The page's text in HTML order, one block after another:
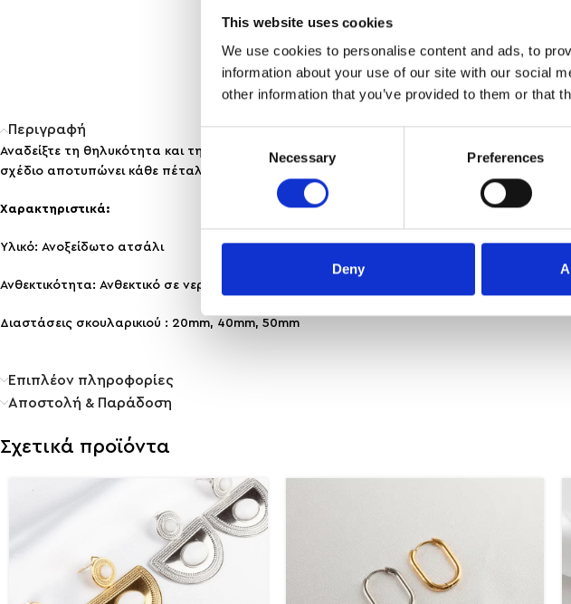
This website uses cookies
We use cookies to personalise content and ads, to
information about your use of our site with our social
other information that you’ve provided to them or that
Selection
Necessary Preferences
Deny
Περιγραφή
Αναδείξτε τη θηλυκότητα και την κομψότητά σας με τα σκουλαρίκια “BLOSSOM”,
σχέδιο αποτυπώνει κάθε πέταλο με λεπτομέρεια, δημιουργώντας ένα αποτέλεσμα που
Χαρακτηριστικά:
Υλικό: Ανοξείδωτο ατσάλι
Ανθεκτικότητα: Ανθεκτικό σε νερό & άρωμα, δεν μαυρίζει!
Διαστάσεις σκουλαρικιού : 20mm, 40mm, 50mm
Επιπλέον πληροφορίες
Αποστολή & Παράδοση
Σχετικά προϊόντα